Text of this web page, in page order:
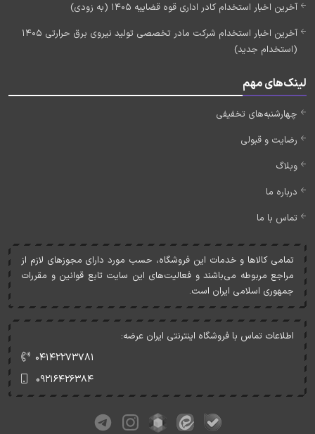
آخرین اخبار استخدام کادر اداری قوه قضاییه 1405 (به زودی)
آخرین اخبار استخدام شرکت مادر تخصصی تولید نیروی برق حرارتی 1405
(استخدام جدید)
لینک‌های مهم
چهارشنبه‌های تخفیفی
رضایت و قبولی
وبلاگ
درباره ما
تماس با ما
تمامی کالاها و خدمات اين فروشگاه، حسب مورد دارای مجوزهای لازم از
مراجع مربوطه می‌باشند و فعاليت‌های اين سايت تابع قوانين و مقررات
جمهوری اسلامی ايران است.
اطلاعات تماس با فروشگاه اینترنتی ایران عرضه:
۰۴۱۴۲۲۷۳۷۸۱
۰۹۲۱۶۴۲۶۳۸۴